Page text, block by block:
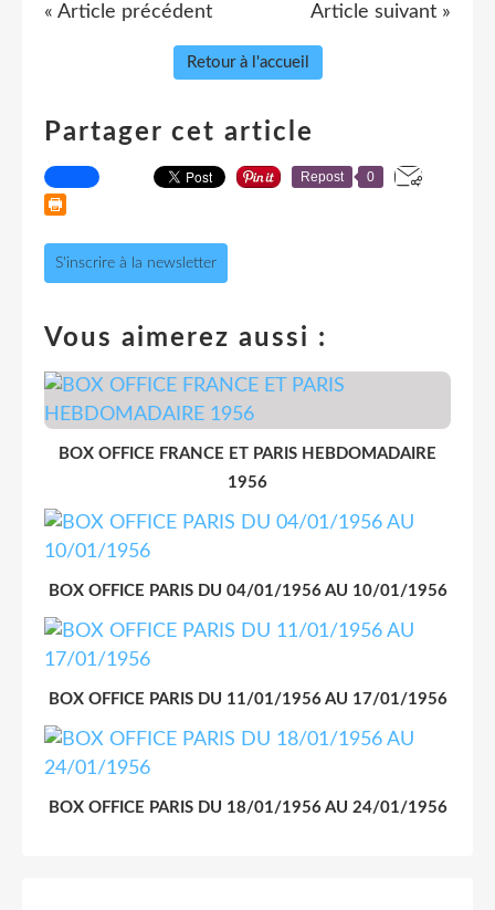
« Article précédent Article suivant »
Retour à l'accueil
Partager cet article
Repost 0
S'inscrire à la newsletter
Vous aimerez aussi :
BOX OFFICE FRANCE ET PARIS HEBDOMADAIRE
1956
BOX OFFICE PARIS DU 04/01/1956 AU 10/01/1956
BOX OFFICE PARIS DU 11/01/1956 AU 17/01/1956
BOX OFFICE PARIS DU 18/01/1956 AU 24/01/1956